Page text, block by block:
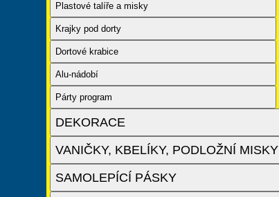
Plastové talíře a misky
Krajky pod dorty
Dortové krabice
Alu-nádobí
Párty program
DEKORACE
VANIČKY, KBELÍKY, PODLOŽNÍ MISKY
SAMOLEPÍCÍ PÁSKY